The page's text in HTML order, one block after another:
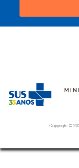
Copyright ©